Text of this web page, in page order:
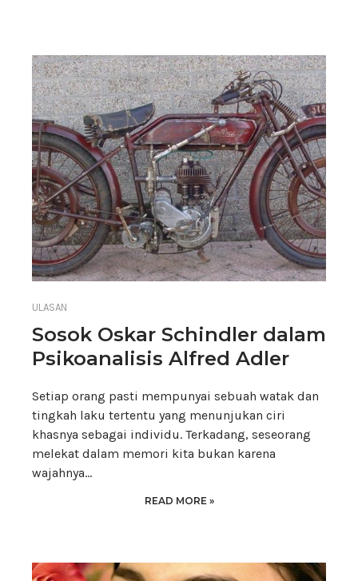
ULASAN
Sosok Oskar Schindler dalam
Psikoanalisis Alfred Adler
Setiap orang pasti mempunyai sebuah watak dan
tingkah laku tertentu yang menunjukan ciri
khasnya sebagai individu. Terkadang, seseorang
melekat dalam memori kita bukan karena
wajahnya…
READ MORE »